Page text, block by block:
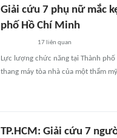
Giải cứu 7 phụ nữ mắc
phố Hồ Chí Minh
17liên quan
Lực lượng chức năng tại Thành
thang máy tòa nhà của một thẩm
TP.HCM: Giải cứu 7